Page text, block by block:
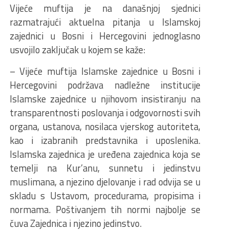
Vijeće muftija je na današnjoj sjednici
razmatrajući aktuelna pitanja u Islamskoj
zajednici u Bosni i Hercegovini jednoglasno
usvojilo zaključak u kojem se kaže:
– Vijeće muftija Islamske zajednice u Bosni i
Hercegovini podržava nadležne institucije
Islamske zajednice u njihovom insistiranju na
transparentnosti poslovanja i odgovornosti svih
organa, ustanova, nosilaca vjerskog autoriteta,
kao i izabranih predstavnika i uposlenika.
Islamska zajednica je uređena zajednica koja se
temelji na Kur’anu, sunnetu i jedinstvu
muslimana, a njezino djelovanje i rad odvija se u
skladu s Ustavom, procedurama, propisima i
normama. Poštivanjem tih normi najbolje se
čuva Zajednica i njezino jedinstvo.